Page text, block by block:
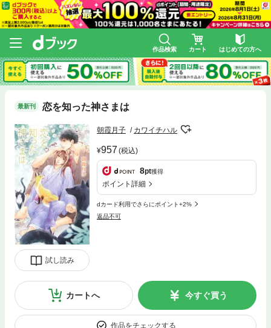
作品検索 カート はじめての方へ
最新刊 恋を知った神さまは
試し読み
朝霞月子 カワイチハル
957 (税込)
8pt獲得
ポイント詳細
dカード利用でさらにポイント+2%
返品不可
カートへ 今すぐ買う
作品をチェックする